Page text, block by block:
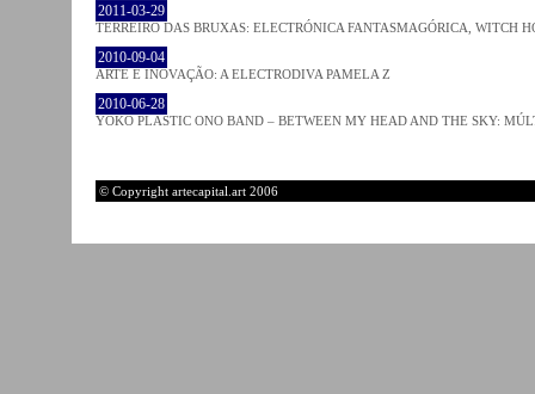
2011-03-29
TERREIRO DAS BRUXAS: ELECTRÓNICA FANTASMAGÓRICA, WITCH
2010-09-04
ARTE E INOVAÇÃO: A ELECTRODIVA PAMELA Z
2010-06-28
YOKO PLASTIC ONO BAND – BETWEEN MY HEAD AND THE SKY:
© Copyright artecapital.art 2006